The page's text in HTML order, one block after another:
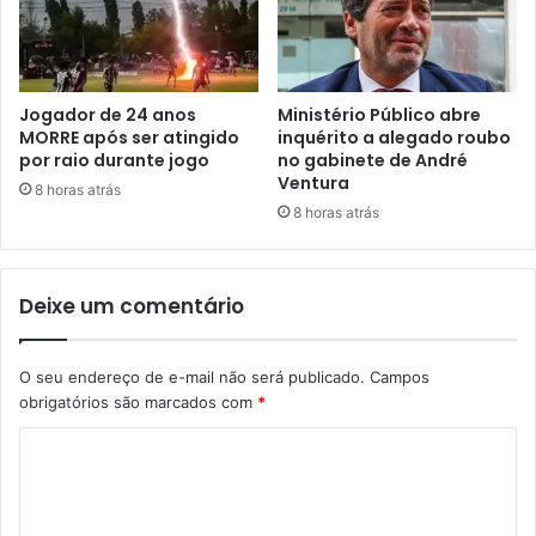
Jogador de 24 anos
MORRE após ser atingido
por raio durante jogo
8 horas atrás
Ministério Público abre
inquérito a alegado roubo
no gabinete de André
Ventura
8 horas atrás
Deixe um comentário
O seu endereço de e-mail não será publicado. Campos
obrigatórios são marcados com *